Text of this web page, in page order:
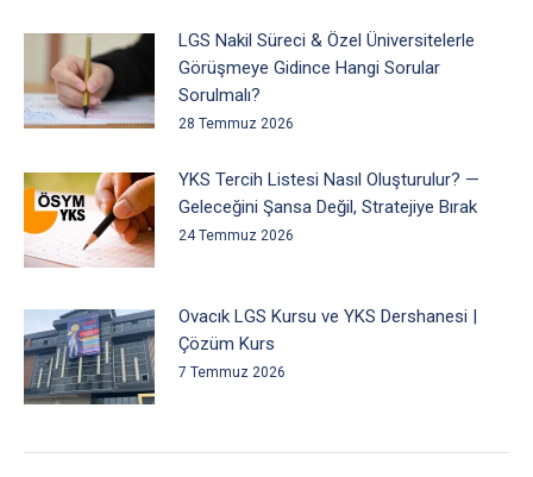
LGS Nakil Süreci & Özel Üniversitelerle
Görüşmeye Gidince Hangi Sorular
Sorulmalı?
28 Temmuz 2026
YKS Tercih Listesi Nasıl Oluşturulur? —
Geleceğini Şansa Değil, Stratejiye Bırak
24 Temmuz 2026
Ovacık LGS Kursu ve YKS Dershanesi |
Çözüm Kurs
7 Temmuz 2026